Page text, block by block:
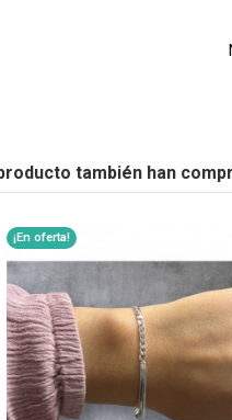
también han
¡En oferta!